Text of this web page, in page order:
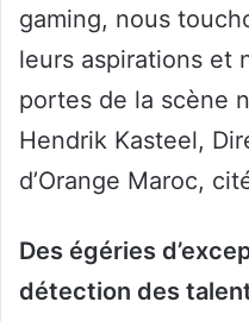
gaming, nous
leurs aspirations et
portes de la scène
Hendrik Kasteel,
d’Orange Maroc,
Des égéries
détection des